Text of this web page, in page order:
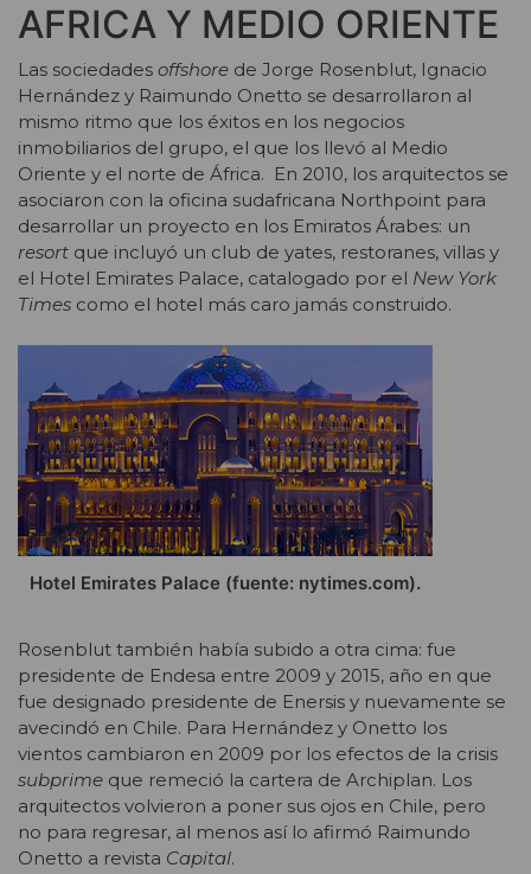
AFRICA Y MEDIO ORIENTE
Las sociedades offshore de Jorge Rosenblut, Ignacio
Hernández y Raimundo Onetto se desarrollaron al
mismo ritmo que los éxitos en los negocios
inmobiliarios del grupo, el que los llevó al Medio
Oriente y el norte de África. En 2010, los arquitectos se
asociaron con la oficina sudafricana Northpoint para
desarrollar un proyecto en los Emiratos Árabes: un
resort que incluyó un club de yates, restoranes, villas y
el Hotel Emirates Palace, catalogado por el New York
Times como el hotel más caro jamás construido.
Hotel Emirates Palace (fuente: nytimes.com).
Rosenblut también había subido a otra cima: fue
presidente de Endesa entre 2009 y 2015, año en que
fue designado presidente de Enersis y nuevamente se
avecindó en Chile. Para Hernández y Onetto los
vientos cambiaron en 2009 por los efectos de la crisis
subprime que remeció la cartera de Archiplan. Los
arquitectos volvieron a poner sus ojos en Chile, pero
no para regresar, al menos así lo afirmó Raimundo
Onetto a revista Capital.